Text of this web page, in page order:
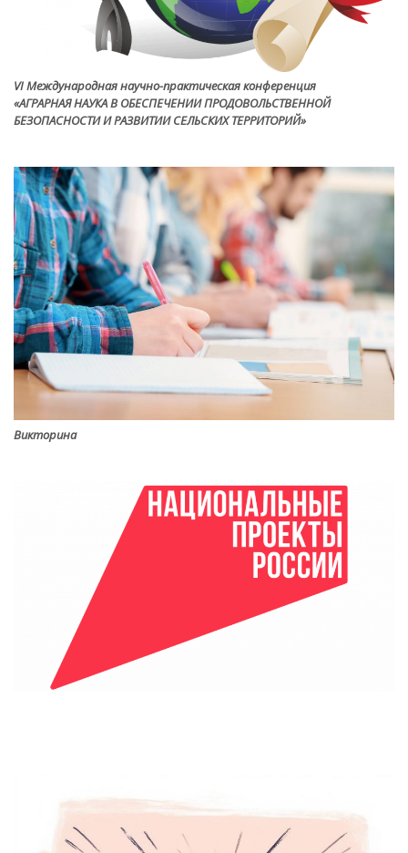
VI Международная научно-практическая конференция
«АГРАРНАЯ НАУКА В ОБЕСПЕЧЕНИИ ПРОДОВОЛЬСТВЕННОЙ
БЕЗОПАСНОСТИ И РАЗВИТИИ СЕЛЬСКИХ ТЕРРИТОРИЙ»
Викторина